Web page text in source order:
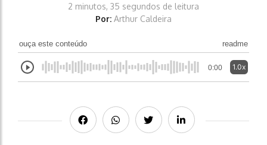
2 minutos, 35 segundos de leitura
Por: Arthur Caldeira
ouça este conteúdo readme
0:00 1.0x